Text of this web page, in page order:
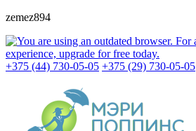
zemez894
+375 (44) 730-05-05 +375 (29) 730-05-05